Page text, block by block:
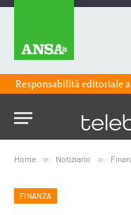
Responsabilità editoriale
Home » Notiziario »
FINANZA